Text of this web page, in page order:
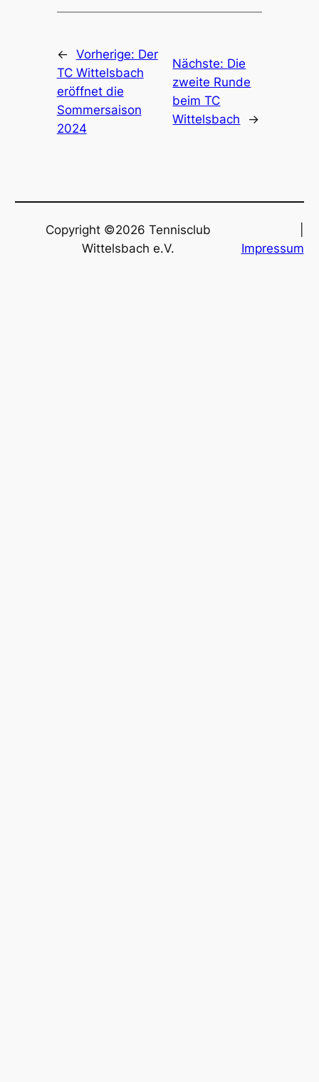
← Vorherige: Der
TC Wittelsbach
eröffnet die
Sommersaison
2024
Nächste: Die
zweite Runde
beim TC
Wittelsbach
→
Copyright ©2026 Tennisclub
Wittelsbach e.V.
Impressum